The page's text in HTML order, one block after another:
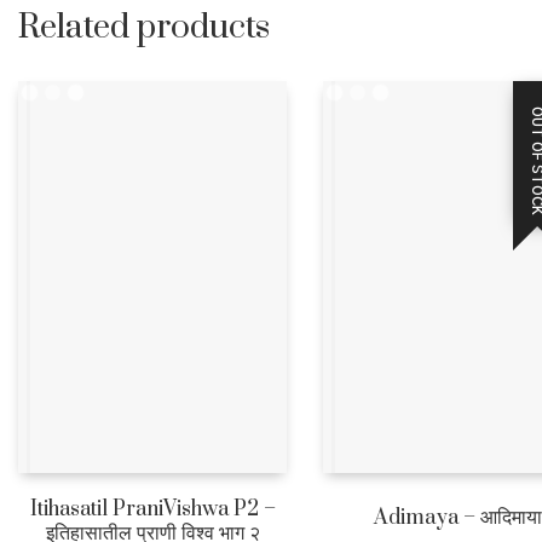
Related products
Itihasatil PraniVishwa P2 –
इतिहासातील प्राणी विश्व भाग २
OUT
Adimaya – आदिमाया